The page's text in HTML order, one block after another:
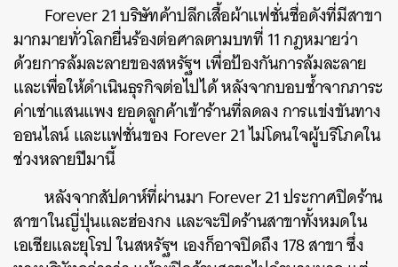
Forever 21 บริษัทค้าปลีกเสื้อผ้าแฟชั่นชื่อดังที่มีสาขา
มากมายทั่วโลกยื่นร้องต่อศาลตามบทที่ 11 กฎหมายว่า
ด้วยการล้มละลายของสหรัฐฯ เพื่อป้องกันการล้มละลาย
และเพื่อให้ดำเนินธุรกิจต่อไปได้ หลังจากบอบช้ำจากภาระ
ค่าเช่าแสนแพง ยอดลูกค้าเข้าร้านที่ลดลง การแข่งขันทาง
ออนไลน์ และแฟชั่นของ Forever 21 ไม่โดนใจผู้บริโภคใน
ช่วงหลายปีมานี้
หลังจากสัปดาห์ที่ผ่านมา Forever 21 ประกาศปิดร้าน
สาขาในญี่ปุ่นและฮ่องกง และจะปิดร้านสาขาทั้งหมดใน
เอเชียและยุโรป ในสหรัฐฯ เองก็อาจปิดถึง 178 สาขา ซึ่ง